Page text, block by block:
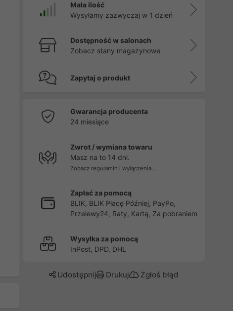
Mała ilość
Wysyłamy zazwyczaj w 1 dzień
Dostępność w salonach
Zobacz stany magazynowe
Zapytaj o produkt
Gwarancja producenta
24 miesiące
Zwrot / wymiana towaru
Masz na to 14 dni.
Zobacz regulamin i wyłączenia...
Zapłać za pomocą
BLIK, BLIK Płacę Później, PayPo,
Przelewy24, Raty, Kartą, Za pobraniem
Wysyłka za pomocą
InPost, DPD, DHL
Udostępnij Drukuj Zgłoś błąd